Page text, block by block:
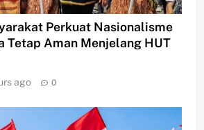
Perkuat Nasionalisme
Tetap Aman Menjelang HUT
ago 0